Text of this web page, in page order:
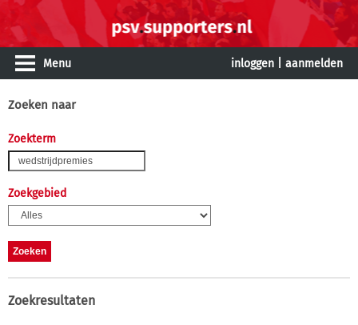
Menu inloggen aanmelden
Zoeken naar
Zoekterm
Zoekgebied
Zoekresultaten